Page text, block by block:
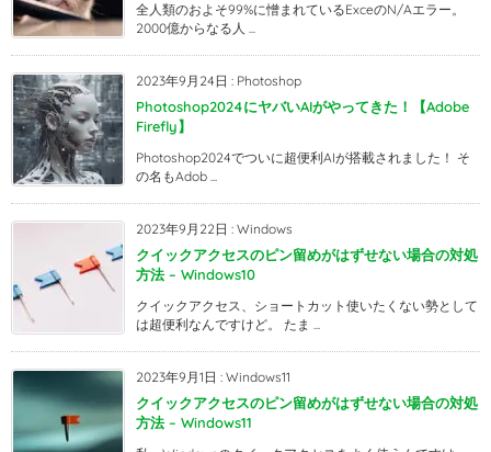
全人類のおよそ99%に憎まれているExceのN/Aエラー。
2000億からなる人 ...
2023年9月24日 : Photoshop
Photoshop2024にヤバいAIがやってきた！【Adobe
Firefly】
Photoshop2024でついに超便利AIが搭載されました！ そ
の名もAdob ...
2023年9月22日 : Windows
クイックアクセスのピン留めがはずせない場合の対処
方法 – Windows10
クイックアクセス、ショートカット使いたくない勢として
は超便利なんですけど。 たま ...
2023年9月1日 : Windows11
クイックアクセスのピン留めがはずせない場合の対処
方法 – Windows11